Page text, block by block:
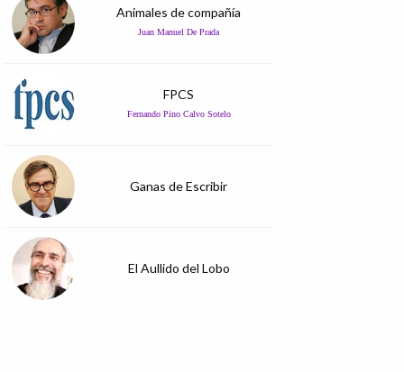
Animales de compañía
Juan Manuel De Prada
FPCS
Fernando Pino Calvo Sotelo
Ganas de Escribir
El Aullido del Lobo